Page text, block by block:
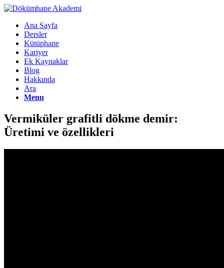
Ana Sayfa
Dersler
Kütüphane
Kariyer
Ek Kaynaklar
Blog
Hakkında
Ara
Menu
Vermiküler grafitli dökme demir:
Üretimi ve özellikleri